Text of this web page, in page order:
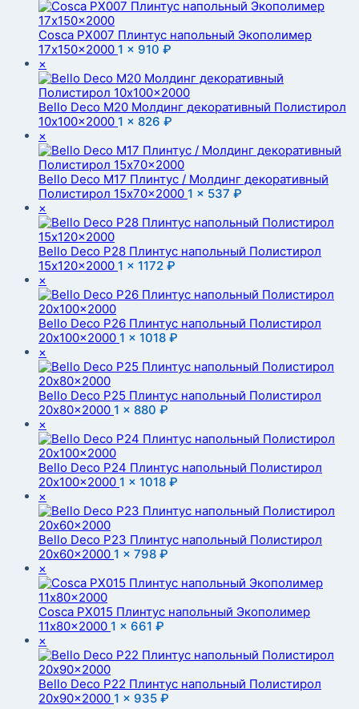
Cosca PX007 Плинтус напольный Экополимер
17x150x2000 1 × 910 ₽
×
Bello Deco M20 Молдинг декоративный Полистирол
10x100x2000 1 × 826 ₽
×
Bello Deco M17 Плинтус / Молдинг декоративный
Полистирол 15x70x2000 1 × 537 ₽
×
Bello Deco P28 Плинтус напольный Полистирол
15x120x2000 1 × 1172 ₽
×
Bello Deco P26 Плинтус напольный Полистирол
20x100x2000 1 × 1018 ₽
×
Bello Deco P25 Плинтус напольный Полистирол
20x80x2000 1 × 880 ₽
×
Bello Deco P24 Плинтус напольный Полистирол
20x100x2000 1 × 1018 ₽
×
Bello Deco P23 Плинтус напольный Полистирол
20x60x2000 1 × 798 ₽
×
Cosca PX015 Плинтус напольный Экополимер
11x80x2000 1 × 661 ₽
×
Bello Deco P22 Плинтус напольный Полистирол
20x90x2000 1 × 935 ₽